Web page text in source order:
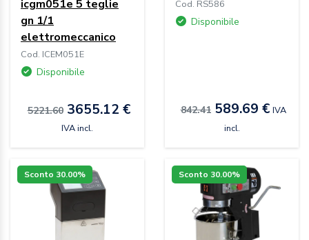
icgm051e 5 teglie
gn 1/1
elettromeccanico
Cod. ICEM051E
Disponibile
5221.603655.12 €
IVA incl.
Cod. RS586
Disponibile
842.41589.69 € IVA
incl.
Sconto 30.00% Sconto 30.00%